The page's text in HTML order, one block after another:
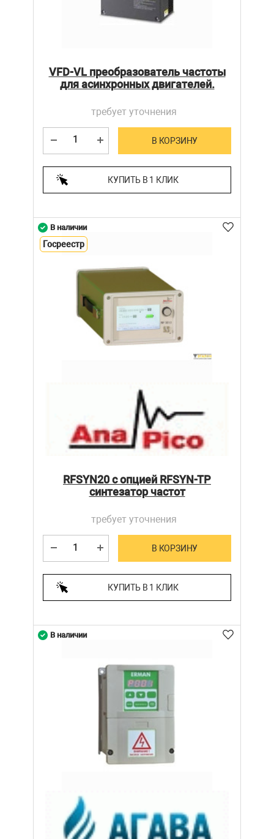
VFD-VL преобразователь частоты
для асинхронных двигателей.
требует уточнения
В КОРЗИНУ
КУПИТЬ В 1 КЛИК
RFSYN20 с опцией RFSYN-TP
синтезатор частот
требует уточнения
В КОРЗИНУ
КУПИТЬ В 1 КЛИК
В наличии
Госреестр
В наличии